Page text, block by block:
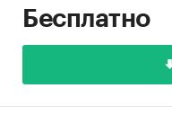
Бесплатно